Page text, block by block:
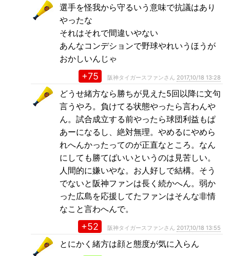
選手を怪我から守るいう意味で抗議はあり
やったな
それはそれで間違いやない
あんなコンデションで野球やれいうほうが
おかしいんじゃ
+75 阪神タイガースファンさん 2017,10/18 13:28
どうせ緒方なら勝ちが見えた5回以降に文句
言うやろ。負けてる状態やったら言わんや
ん。試合成立する前やったら球団利益もぱ
あーになるし、絶対無理。やめるにやめら
れへんかったってのが正直なところ。なん
にしても勝てばいいというのは見苦しい。
人間的に嫌いやな。お人好しで結構。そう
でないと阪神ファンは長く続かへん。弱か
った広島を応援してたファンはそんな非情
なこと言わへんで。
+52 阪神タイガースファンさん 2017,10/18 13:55
とにかく緒方は顔と態度が気に入らん